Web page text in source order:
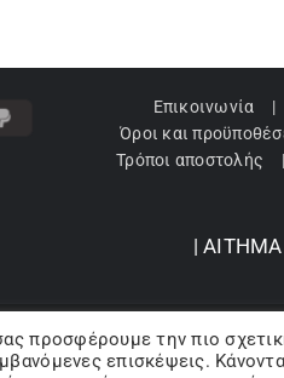
Επικοινωνία
Όροι και
Τρόποι αποστολής
|
Copyright 2024 © Barbopoulos
προσφέρουμε την πιο
επισκέψεις.